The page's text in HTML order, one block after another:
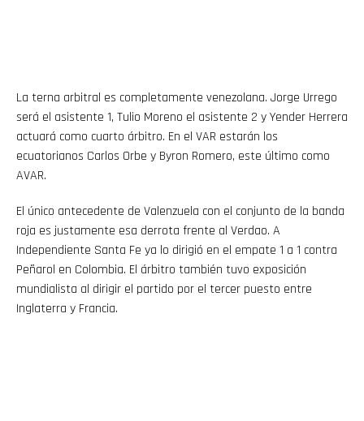
La terna arbitral es completamente venezolana. Jorge Urrego
será el asistente 1, Tulio Moreno el asistente 2 y Yender Herrera
actuará como cuarto árbitro. En el VAR estarán los
ecuatorianos Carlos Orbe y Byron Romero, este último como
AVAR.
El único antecedente de Valenzuela con el conjunto de la banda
roja es justamente esa derrota frente al Verdao. A
Independiente Santa Fe ya lo dirigió en el empate 1 a 1 contra
Peñarol en Colombia. El árbitro también tuvo exposición
mundialista al dirigir el partido por el tercer puesto entre
Inglaterra y Francia.